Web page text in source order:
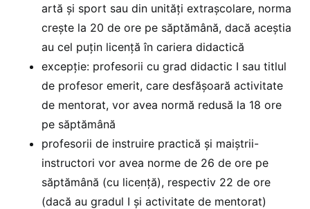
artă și sport sau din unități extrașcolare, norma
crește la 20 de ore pe săptămână, dacă aceștia
au cel puțin licență în cariera didactică
excepție: profesorii cu grad didactic I sau titlul
de profesor emerit, care desfășoară activitate
de mentorat, vor avea normă redusă la 18 ore
pe săptămână
profesorii de instruire practică și maiștrii-
instructori vor avea norme de 26 de ore pe
săptămână (cu licență), respectiv 22 de ore
(dacă au gradul I și activitate de mentorat)